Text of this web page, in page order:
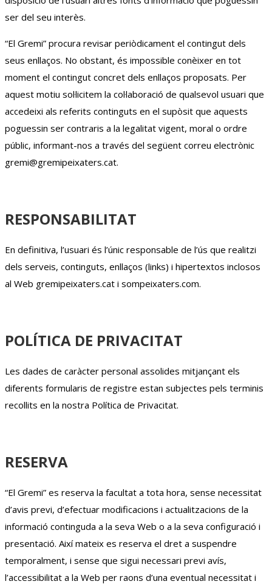
ser del seu interès.
“El Gremi” procura revisar periòdicament el contingut dels
seus enllaços. No obstant, és impossible conèixer en tot
moment el contingut concret dels enllaços proposats. Per
aquest motiu sol·licitem la col·laboració de qualsevol usuari que
accedeixi als referits continguts en el supòsit que aquests
poguessin ser contraris a la legalitat vigent, moral o ordre
públic, informant-nos a través del següent correu electrònic
gremi@gremipeixaters.cat.
RESPONSABILITAT
En definitiva, l’usuari és l’únic responsable de l’ús que realitzi
dels serveis, continguts, enllaços (links) i hipertextos inclosos
al Web gremipeixaters.cat i sompeixaters.com.
POLÍTICA DE PRIVACITAT
Les dades de caràcter personal assolides mitjançant els
diferents formularis de registre estan subjectes pels terminis
recollits en la nostra Política de Privacitat.
RESERVA
“El Gremi” es reserva la facultat a tota hora, sense necessitat
d’avis previ, d’efectuar modificacions i actualitzacions de la
informació continguda a la seva Web o a la seva configuració i
presentació. Així mateix es reserva el dret a suspendre
temporalment, i sense que sigui necessari previ avís,
l’accessibilitat a la Web per raons d’una eventual necessitat i